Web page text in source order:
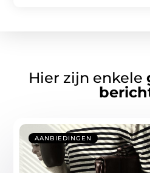
Hier zijn enkele
AANBIEDINGEN